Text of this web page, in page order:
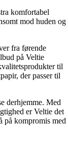
komfortabel
mod huden og
fra førende
på Veltie
til
der passer til
derhjemme. Med
er Veltie det
på kompromis med